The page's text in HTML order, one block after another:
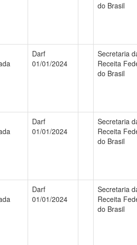
do Brasil
Darf
01/01/2024
Secretaria
Receita
do Brasil
Darf
01/01/2024
Secretaria
Receita
do Brasil
Darf
01/01/2024
Secretaria
Receita
do Brasil